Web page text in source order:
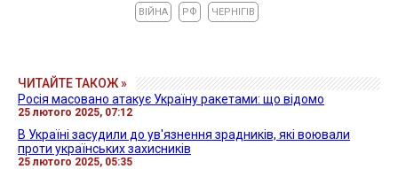
ВІЙНА РФ ЧЕРНІГІВ
ЧИТАЙТЕ ТАКОЖ »
Росія масовано атакує Україну ракетами: що відомо
25 лютого 2025, 07:12
В Україні засудили до ув'язнення зрадників, які воювали
проти українських захисників
25 лютого 2025, 05:35